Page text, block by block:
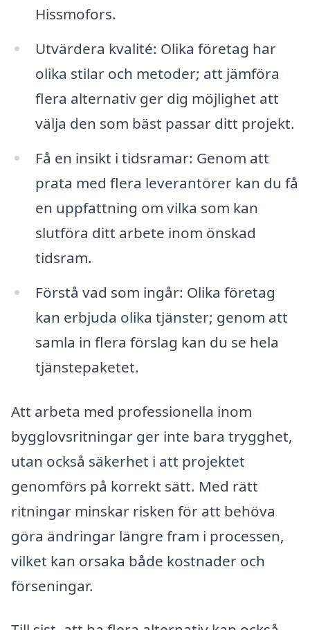
Hissmofors.
Utvärdera kvalité: Olika företag har
olika stilar och metoder; att jämföra
flera alternativ ger dig möjlighet att
välja den som bäst passar ditt projekt.
Få en insikt i tidsramar: Genom att
prata med flera leverantörer kan du få
en uppfattning om vilka som kan
slutföra ditt arbete inom önskad
tidsram.
Förstå vad som ingår: Olika företag
kan erbjuda olika tjänster; genom att
samla in flera förslag kan du se hela
tjänstepaketet.
Att arbeta med professionella inom
bygglovsritningar ger inte bara trygghet,
utan också säkerhet i att projektet
genomförs på korrekt sätt. Med rätt
ritningar minskar risken för att behöva
göra ändringar längre fram i processen,
vilket kan orsaka både kostnader och
förseningar.